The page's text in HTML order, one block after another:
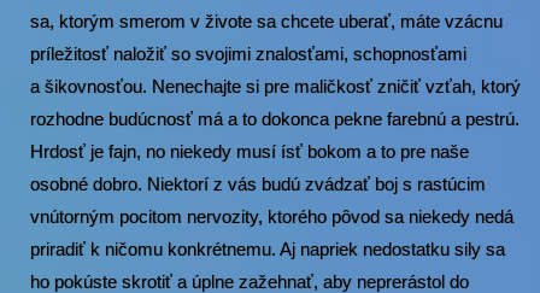
sa, ktorým smerom v živote sa chcete uberať, máte vzácnu
príležitosť naložiť so svojimi znalosťami, schopnosťami
a šikovnosťou. Nenechajte si pre maličkosť zničiť vzťah, ktorý
rozhodne budúcnosť má a to dokonca pekne farebnú a pestrú.
Hrdosť je fajn, no niekedy musí ísť bokom a to pre naše
osobné dobro. Niektorí z vás budú zvádzať boj s rastúcim
vnútorným pocitom nervozity, ktorého pôvod sa niekedy nedá
priradiť k ničomu konkrétnemu. Aj napriek nedostatku sily sa
ho pokúste skrotiť a úplne zažehnať, aby neprerástol do